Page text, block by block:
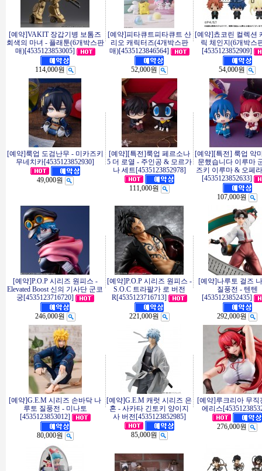
[예약]VAKIT 장갑기병 보톰즈
회색의 마녀 - 플래툰(6개박스판
매)[4535123853005]
114,000원
[예약]피타큐트피타큐트 산
리오 캐릭터즈(4개박스판
매)[4535123846564]
52,000원
[예약]쵸코린 컬렉션
릭 체인지(6개박스
[4535123852909]
54,000원
[예약]룩업 도검난무 - 미카즈키
무네치카[4535123852930]
49,000원
[예약][특전]룩업 페르소나
5 더 로열 - 주인공 & 모르가
나 세트[4535123852978]
111,000원
[예약][특전] 룩업 악
문했습니다 이루마
즈키 이루마 & 오페
[4535123852633]
107,000원
[예약]P.O.P 시리즈 원피스 -
Elevated Boost 신의 기사단 군코
궁[4535123716720]
246,000원
[예약]P.O.P 시리즈 원피스 -
S.O.C 트라팔가 로 버전
R[4535123716713]
221,000원
[예약]나루토 걸즈
질풍전 - 텐텐
[4535123852435]
292,000원
[예약]G.E.M 시리즈 손바닥 나
루토 질풍전 - 미나토
[4535123853012]
80,000원
[예약]G.E.M 캐럿 시리즈 은
혼 - 사카타 긴토키 양이지
사 버전[4535123852985]
85,000원
[예약]루크리아 무직
에리스
276,000원